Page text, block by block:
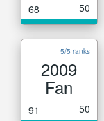
68 50
5/5 ranks
2009
Fan
91 50